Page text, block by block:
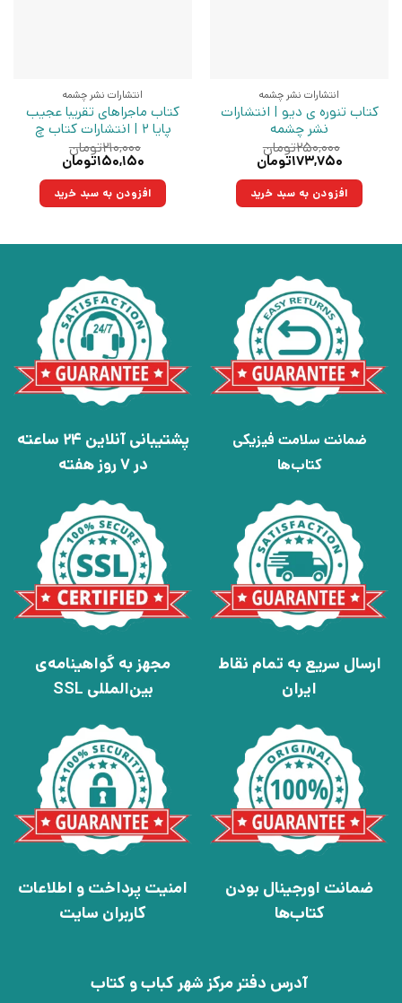
انتشارات نشر چشمه
کتاب تنوره ی دیو | انتشارات
نشر چشمه
۲۵۰,۰۰۰تومان
قیمت
۲۵۰,۰۰۰تومان
بود.
۱۷۳,۷۵۰تومان
۱۷۳,۷۵۰تومان.افزودن به سبد خرید
انتشارات نشر چشمه
کتاب ماجراهای تقریبا عجیب
پایا 2 | انتشارات کتاب چ
۲۱۰,۰۰۰تومان
قیمت
۲۱۰,۰۰۰تومان
بود.
۱۵۰,۱۵۰تومان
۱۵۰,۱۵۰تومان.افزودن به سبد خرید
ضمانت سلامت فیزیکی
کتاب‌ها
پشتیبانی آنلاین 24 ساعته
در 7 روز هفته
ارسال سریع به تمام نقاط
ایران
مجهز به گواهینامه‌ی
بین‌المللی SSL
ضمانت اورجینال بودن
کتاب‌ها
امنیت پرداخت و اطلاعات
کاربران سایت
آدرس دفتر مرکز شهر کباب و کتاب